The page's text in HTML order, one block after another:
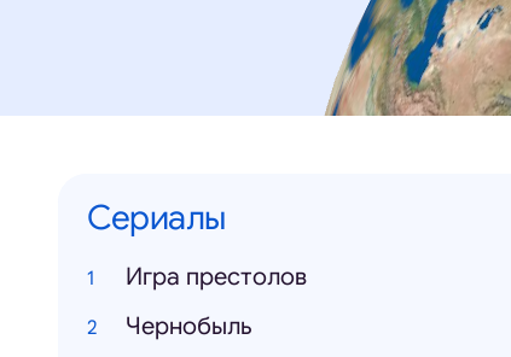
Сериалы
Игра престолов
Чернобыль